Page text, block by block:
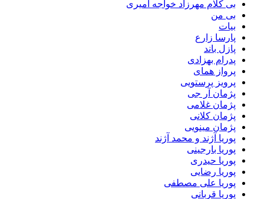
بی کلام مهرزاد خواجه امیری
بی من
بیات
پارسا زارع
پازل باند
پدرام بهزادی
پرواز همای
پرویز پرستویی
پژمان آر جی
پژمان غلامی
پژمان کلانی
پژمان مینویی
پوریا آژند و محمد آژند
پوریا بارجینی
پوریا حیدری
پوریا رضایی
پوریا علی مصطفی
پوریا قربانی